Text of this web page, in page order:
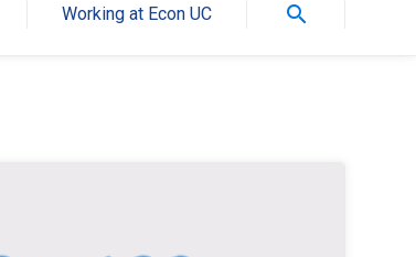
Working at Econ UC search